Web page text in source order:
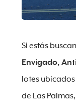
Si estás
Envigado,
lotes
de Las